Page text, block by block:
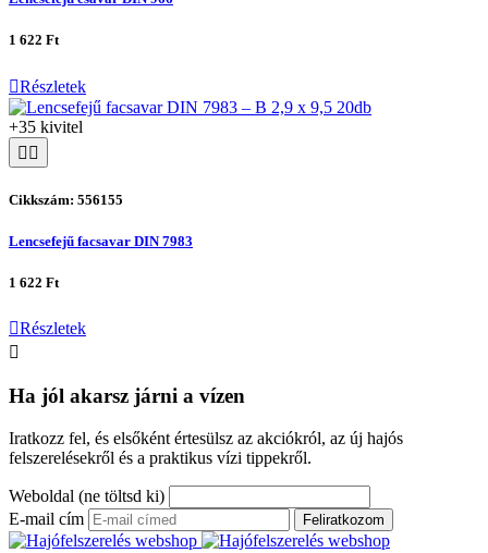
1 622 Ft
Részletek
+35 kivitel
Cikkszám: 556155
Lencsefejű facsavar DIN 7983
1 622 Ft
Részletek
Ha jól akarsz járni a vízen
Iratkozz fel, és elsőként értesülsz az akciókról, az új hajós
felszerelésekről és a praktikus vízi tippekről.
Weboldal (ne töltsd ki)
E-mail cím
Feliratkozom